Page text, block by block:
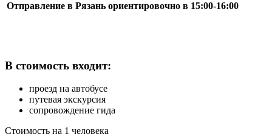
Отправление в Рязань ориентировочно в 15:00-16:00
В стоимость входит:
проезд на автобусе
путевая экскурсия
сопровождение гида
Стоимость на 1 человека